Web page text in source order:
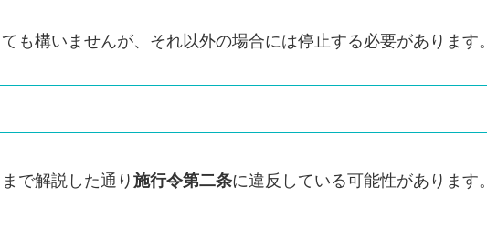
も構いませんが、それ以外の場合には停止する必要があります。
で解説した通り 施行令第二条に違反している可能性があります。